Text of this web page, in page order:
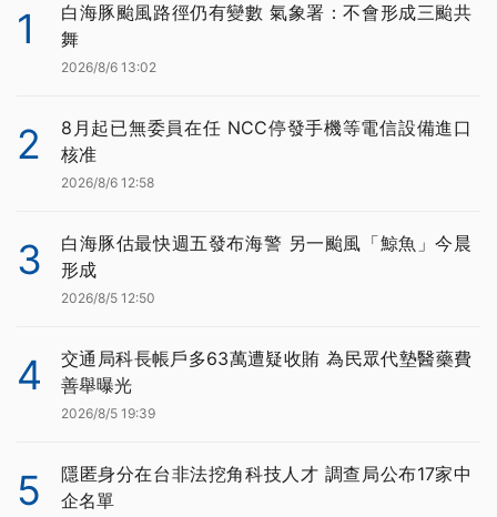
1
白海豚颱風路徑仍有變數 氣象署：不會形成三颱共
舞
2026/8/6 13:02
2
8月起已無委員在任 NCC停發手機等電信設備進口
核准
2026/8/6 12:58
3
白海豚估最快週五發布海警 另一颱風「鯨魚」今晨
形成
2026/8/5 12:50
4
交通局科長帳戶多63萬遭疑收賄 為民眾代墊醫藥費
善舉曝光
2026/8/5 19:39
5
隱匿身分在台非法挖角科技人才 調查局公布17家中
企名單